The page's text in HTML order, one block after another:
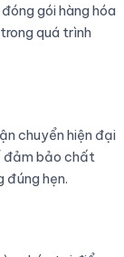
gói hàng hóa
quá trình
chuyển hiện đại
đảm bảo chất
đúng hẹn.